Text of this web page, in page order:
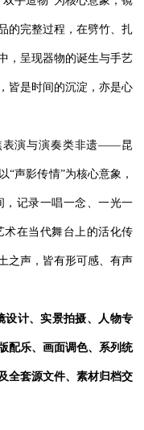
的完整过程，在劈竹、扎
，呈现器物的诞生与手艺
皆是时间的沉淀，亦是心
表演与演奏类非遗——昆
“声影传情”为核心意象，
记录一唱一念、一光一
在当代舞台上的活化传
之声，皆有形可感、有声
设计、实景拍摄、人物专
配乐、画面调色、系列统
全套源文件、素材归档交